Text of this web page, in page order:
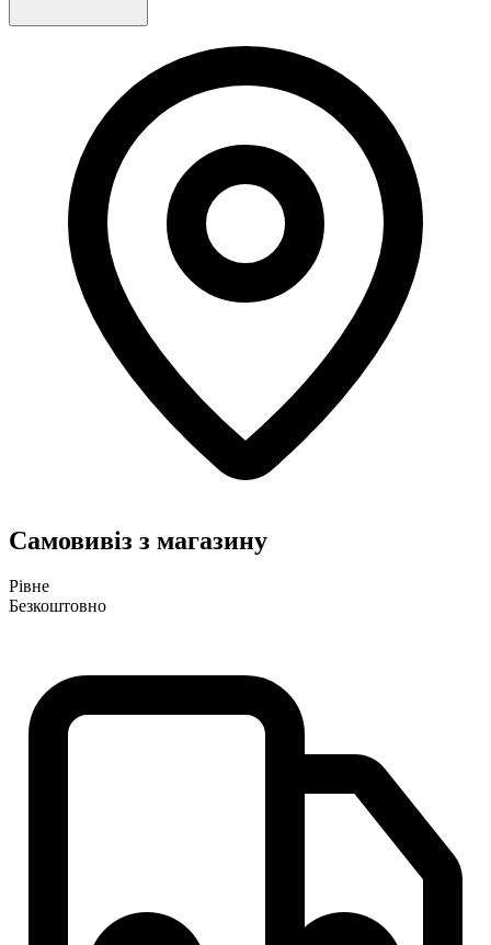
Самовивіз з магазину
Рівне
Безкоштовно